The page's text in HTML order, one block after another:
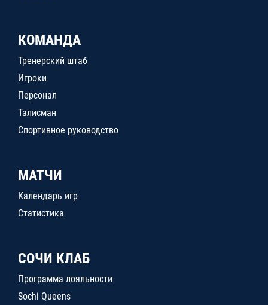
КОМАНДА
Тренерский штаб
Игроки
Персонал
Талисман
Спортивное руководство
МАТЧИ
Календарь игр
Статистика
СОЧИ КЛАБ
Программа лояльности
Sochi Queens